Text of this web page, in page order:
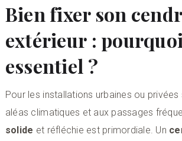
Bien fixer son
extérieur :
essentiel ?
Pour les installations urbaines ou
aléas climatiques et aux passages
solide et réfléchie est primordiale. Un